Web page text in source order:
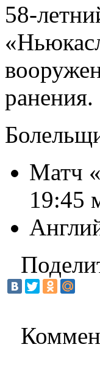
58-
ранения.
Матч
19:45